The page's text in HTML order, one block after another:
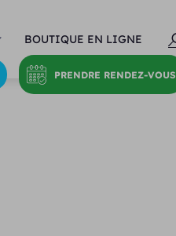
BOUTIQUE EN LIGNE
PRENDRE RENDEZ-VOUS